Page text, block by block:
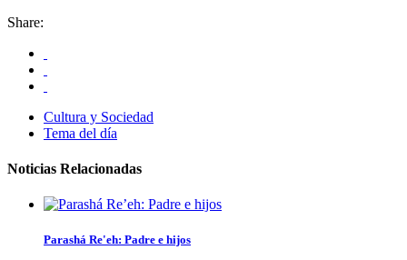
Share:
Cultura y Sociedad
Tema del día
Noticias Relacionadas
Parashá Re'eh: Padre e hijos